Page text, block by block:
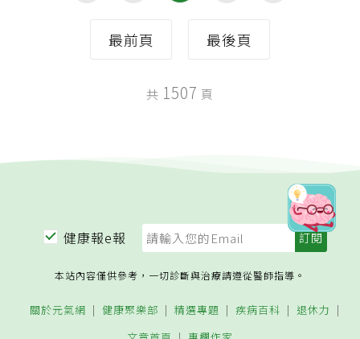
最前頁 最後頁
共 1507 頁
健康報e報
本站內容僅供參考，一切診斷與治療請遵從醫師指導。
關於元氣網 健康聚樂部 精選專題 疾病百科
退休力